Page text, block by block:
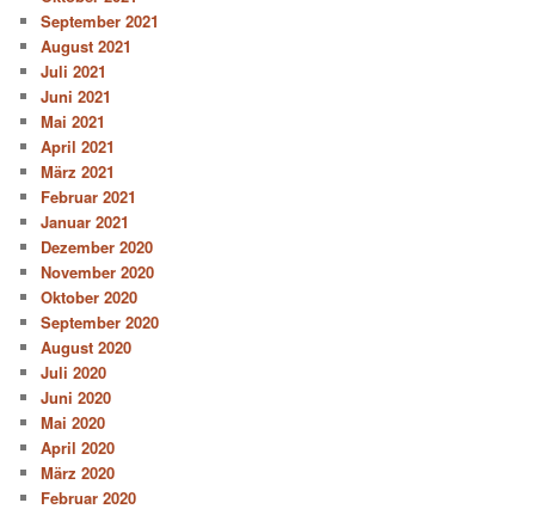
September 2021
August 2021
Juli 2021
Juni 2021
Mai 2021
April 2021
März 2021
Februar 2021
Januar 2021
Dezember 2020
November 2020
Oktober 2020
September 2020
August 2020
Juli 2020
Juni 2020
Mai 2020
April 2020
März 2020
Februar 2020